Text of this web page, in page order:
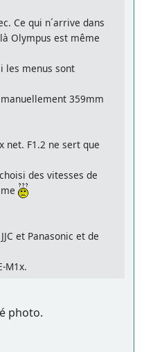
Ce qui n´arrive dans
Olympus est même
les menus sont
359mm
net. F1.2 ne sert que
des vitesses de
et Panasonic et de
M1x.
photo.